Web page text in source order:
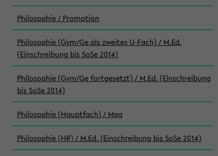
Philosophie / Promotion
Philosophie (Gym/Ge als zweites U-Fach) / M.Ed.
(Einschreibung bis SoSe 2014)
Philosophie (Gym/Ge fortgesetzt) / M.Ed. (Einschreibung
bis SoSe 2014)
Philosophie (Hauptfach) / Mag
Philosophie (HR) / M.Ed. (Einschreibung bis SoSe 2014)